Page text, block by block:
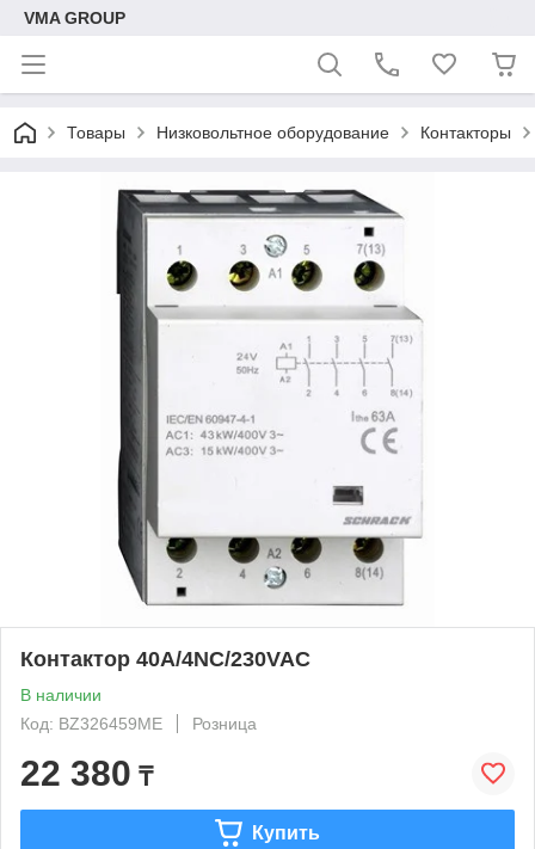
VMA GROUP
Товары Низковольтное оборудование Контакторы
Контактор 40A/4NC/230VAC
В наличии
Код: BZ326459ME
Розница
22 380 ₸
Купить